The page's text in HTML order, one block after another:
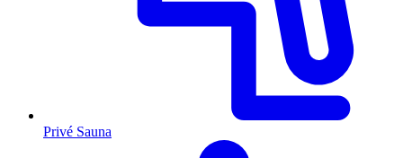
Privé Sauna